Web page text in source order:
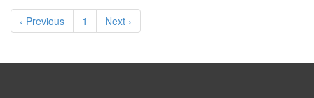
‹ Previous 1 Next ›